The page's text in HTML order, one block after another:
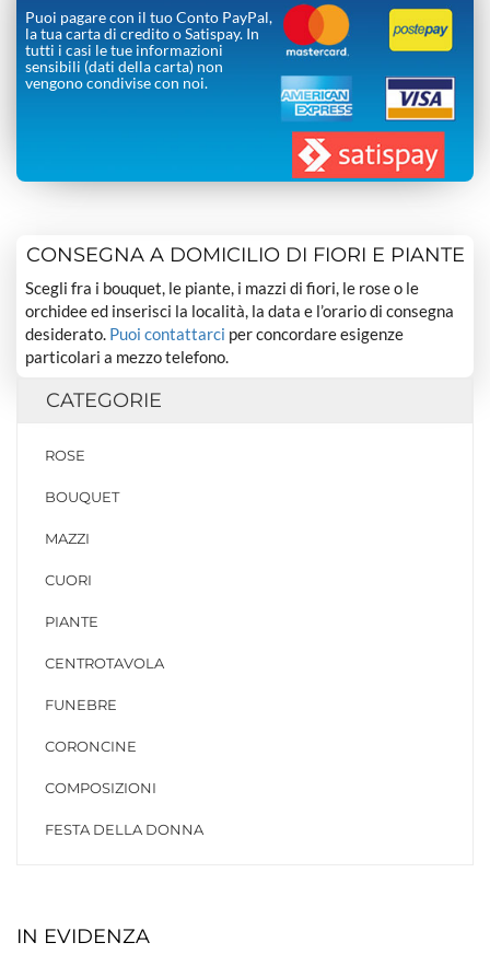
Puoi pagare con il tuo Conto PayPal,
la tua carta di credito o Satispay. In
tutti i casi le tue informazioni
sensibili (dati della carta) non
vengono condivise con noi.
CONSEGNA A DOMICILIO DI FIORI E PIANTE
Scegli fra i bouquet, le piante, i mazzi di fiori, le rose o le
orchidee ed inserisci la località, la data e l’orario di consegna
desiderato. Puoi contattarci per concordare esigenze
particolari a mezzo telefono.
CATEGORIE
ROSE
BOUQUET
MAZZI
CUORI
PIANTE
CENTROTAVOLA
FUNEBRE
CORONCINE
COMPOSIZIONI
FESTA DELLA DONNA
IN EVIDENZA